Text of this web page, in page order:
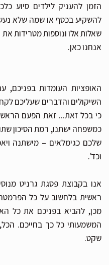
הזמן להעניק לילדים סיוע
להשקיע בכסף או שמה שלא
שאלות אלו ונוספות מטרידות
אנחנו כאן.
האופציות העומדות בפניכם,
השיקולים והדברים שעליכם
כי בכל זאת... זאת הפעם
כמשפחה ישתנו, רמת הסיכון
שלכם כגימלאים – מישתנה
וכד'.
אנו בקבוצת פסגת גרניט
ראשית בלחשוב על כל
מכן, להביא בפניכם את כל
המשמעותי כל כך בחייכם.
שקט.